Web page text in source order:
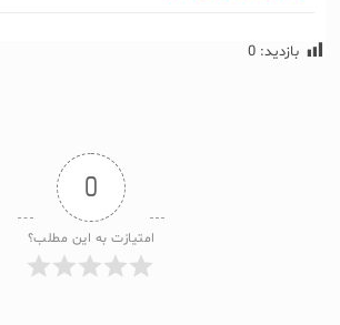
بازدید: 0
0
امتیازت به این مطلب؟